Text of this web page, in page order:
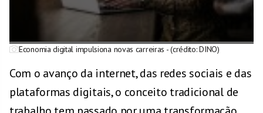
Economia digital impulsiona novas carreiras - (crédito: DINO)
Com o avanço da internet, das redes sociais e das
plataformas digitais, o conceito tradicional de